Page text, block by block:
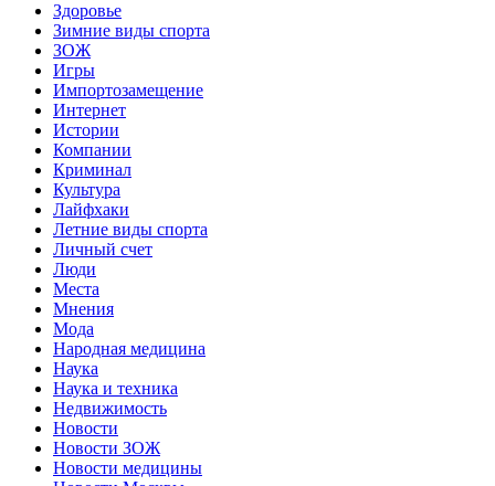
Здоровье
Зимние виды спорта
ЗОЖ
Игры
Импортозамещение
Интернет
Истории
Компании
Криминал
Культура
Лайфхаки
Летние виды спорта
Личный счет
Люди
Места
Мнения
Мода
Народная медицина
Наука
Наука и техника
Недвижимость
Новости
Новости ЗОЖ
Новости медицины